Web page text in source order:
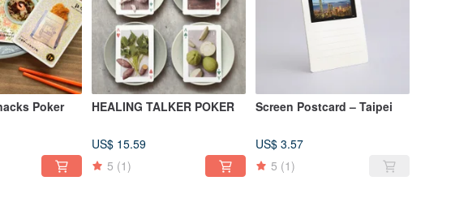
Poker HEALING TALKER POKER
US$ 15.59
5 (1)
Screen Postcard – Taipei
US$ 3.57
5 (1)